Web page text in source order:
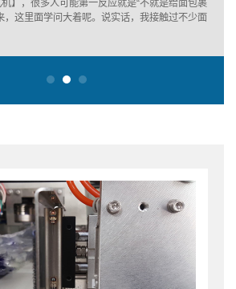
】，很多人可能第一反应就是“不就是给面包裹
，这里面学问大着呢。说实话，我接触过不少面